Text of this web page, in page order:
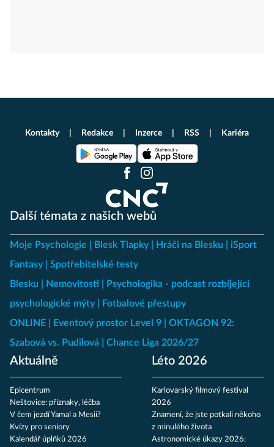
Další témata z našich webů
Moje Psychologie Blesk Tlapky Hráči na Blesku
iSport
Fantasy
Spotřebitelské testy
Blesku
Nemovitosti
Psychologika - podcast rozbíjející
psychologické mýty
Fotbalové přestupy
ONLINE
Eventový prostor Level 9
OKTAGON 92:
Szabová vs. Pudilová
Chance Liga 2026/27
Aktuálně
Epicentrum
Neštovice: příznaky, léčba
V čem jezdí Yamal a Mesii?
Kvízy pro seniory
Kalendář úplňků 2026
Léto 2026
Karlovarský filmový festival
2026
Znamení, že jste potkali někoho
z minulého života
Astronomické úkazy 2026:
Kontakty Redakce Inzerce RSS Kariéra